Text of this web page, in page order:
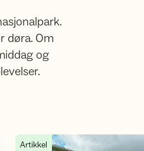
døra. Om
og
Nytt Eventyrhus på Sota Sæter
Artikkel